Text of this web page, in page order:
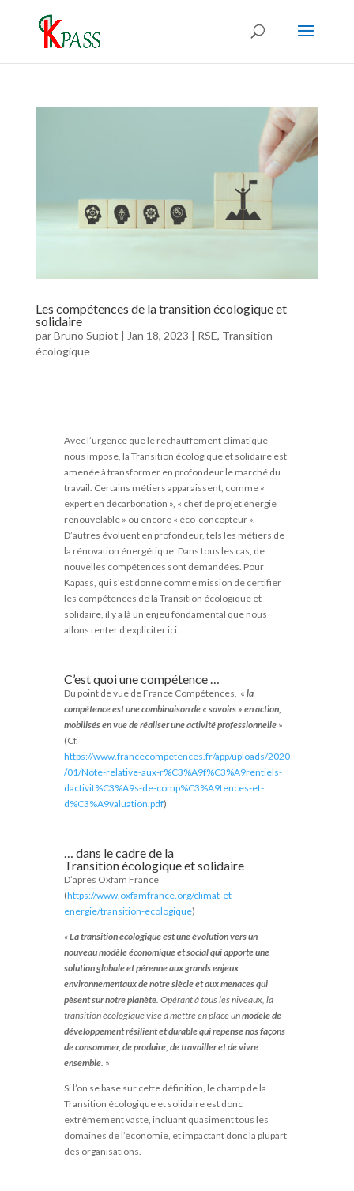
Les compétences de la transition écologique et
solidaire
parBruno Supiot | Jan 18, 2023 | RSE, Transition
écologique
Avec l’urgence que le réchauffement climatique
nous impose, la Transition écologique et solidaire est
amenée à transformer en profondeur le marché du
travail. Certains métiers apparaissent, comme «
expert en décarbonation », « chef de projet énergie
renouvelable » ou encore « éco-concepteur ».
D’autres évoluent en profondeur, tels les métiers de
la rénovation énergétique. Dans tous les cas, de
nouvelles compétences sont demandées. Pour
Kapass, qui s’est donné comme mission de certifier
les compétences de la Transition écologique et
solidaire, il y a là un enjeu fondamental que nous
allons tenter d’expliciter ici.
C’est quoi une compétence …
Du point de vue de France Compétences, « la
compétence est une combinaison de « savoirs » en action,
mobilisés en vue de réaliser une activité professionnelle »
(Cf.
https://www.francecompetences.fr/app/uploads/2020
/01/Note-relative-aux-r%C3%A9f%C3%A9rentiels-
dactivit%C3%A9s-de-comp%C3%A9tences-et-
d%C3%A9valuation.pdf)
… dans le cadre de la
Transition écologique et solidaire
D’après Oxfam France
(https://www.oxfamfrance.org/climat-et-
energie/transition-ecologique)
«La transition écologique est une évolution vers un
nouveau modèle économique et social qui apporte une
solution globale et pérenne aux grands enjeux
environnementaux de notre siècle et aux menaces qui
pèsent sur notre planète. Opérant à tous les niveaux, la
transition écologique vise à mettre en place unmodèle de
développement résilient et durable qui repense nos façons
de consommer, de produire, de travailler et de vivre
ensemble. »
Si l’on se base sur cette définition, le champ de la
Transition écologique et solidaire est donc
extrêmement vaste, incluant quasiment tous les
domaines de l’économie, et impactant donc la plupart
des organisations.